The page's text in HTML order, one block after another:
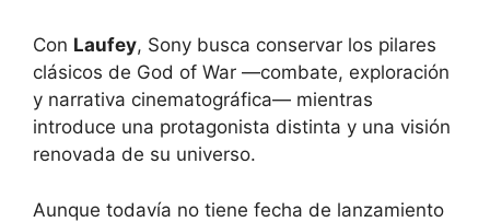
Con Laufey, Sony busca conservar los pilares
clásicos de God of War —combate, exploración
y narrativa cinematográfica— mientras
introduce una protagonista distinta y una visión
renovada de su universo.
Aunque todavía no tiene fecha de lanzamiento